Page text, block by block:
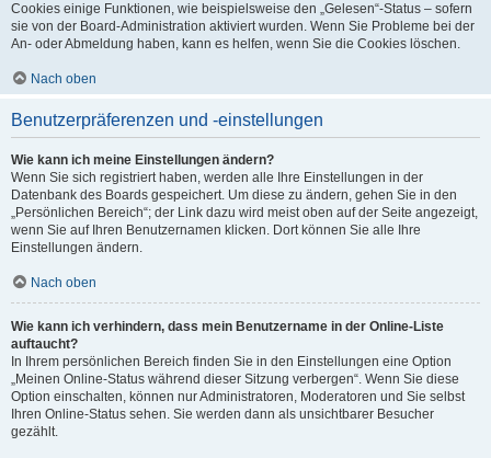
Cookies einige Funktionen, wie beispielsweise den „Gelesen“-Status – sofern
sie von der Board-Administration aktiviert wurden. Wenn Sie Probleme bei der
An- oder Abmeldung haben, kann es helfen, wenn Sie die Cookies löschen.
Nach oben
Benutzerpräferenzen und -einstellungen
Wie kann ich meine Einstellungen ändern?
Wenn Sie sich registriert haben, werden alle Ihre Einstellungen in der
Datenbank des Boards gespeichert. Um diese zu ändern, gehen Sie in den
„Persönlichen Bereich“; der Link dazu wird meist oben auf der Seite angezeigt,
wenn Sie auf Ihren Benutzernamen klicken. Dort können Sie alle Ihre
Einstellungen ändern.
Nach oben
Wie kann ich verhindern, dass mein Benutzername in der Online-Liste
auftaucht?
In Ihrem persönlichen Bereich finden Sie in den Einstellungen eine Option
„Meinen Online-Status während dieser Sitzung verbergen“. Wenn Sie diese
Option einschalten, können nur Administratoren, Moderatoren und Sie selbst
Ihren Online-Status sehen. Sie werden dann als unsichtbarer Besucher
gezählt.